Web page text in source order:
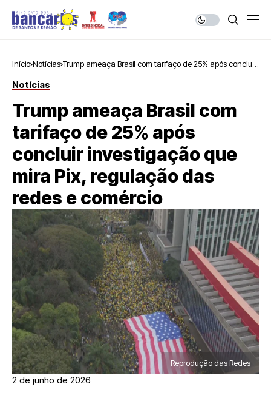
Início Notícias Trump ameaça Brasil com tarifaço de 25% após concluir
Notícias
Trump ameaça Brasil com
tarifaço de 25% após
concluir investigação que
mira Pix, regulação das
redes e comércio
Reprodução das Redes
2 de junho de 2026